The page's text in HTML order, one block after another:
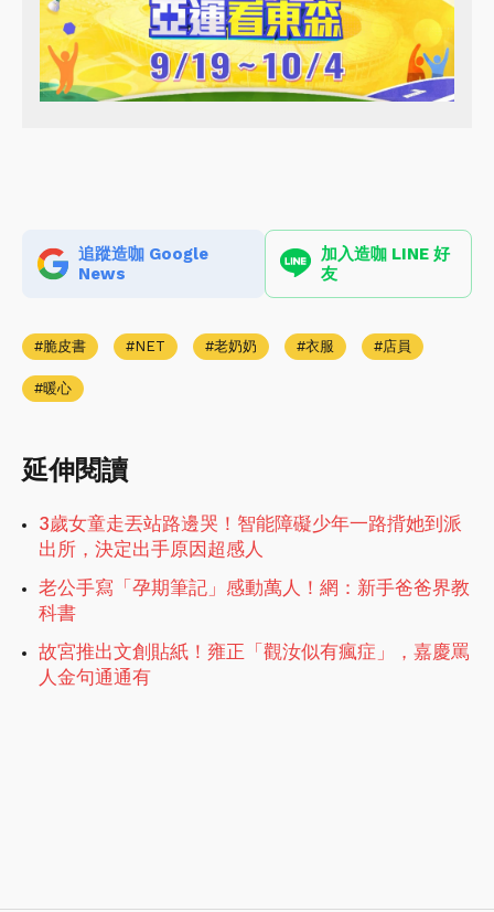
追蹤造咖 Google
News
加入造咖 LINE 好
友
脆皮書 NET 老奶奶 衣服 店員
暖心
延伸閱讀
3歲女童走丟站路邊哭！智能障礙少年一路揹她到派
出所，決定出手原因超感人
老公手寫「孕期筆記」感動萬人！網：新手爸爸界教
科書
故宮推出文創貼紙！雍正「觀汝似有瘋症」，嘉慶罵
人金句通通有